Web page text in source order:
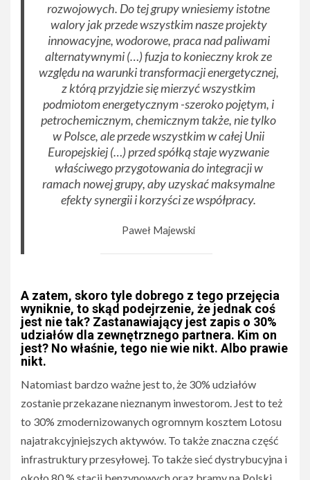
rozwojowych. Do tej grupy wniesiemy istotne
walory jak przede wszystkim nasze projekty
innowacyjne, wodorowe, praca nad paliwami
alternatywnymi (…) fuzja to konieczny krok ze
względu na warunki transformacji energetycznej,
z którą przyjdzie się mierzyć wszystkim
podmiotom energetycznym -szeroko pojętym, i
petrochemicznym, chemicznym także, nie tylko
w Polsce, ale przede wszystkim w całej Unii
Europejskiej (…) przed spółką staje wyzwanie
właściwego przygotowania do integracji w
ramach nowej grupy, aby uzyskać maksymalne
efekty synergii i korzyści ze współpracy.
Paweł Majewski
A zatem, skoro tyle dobrego z tego przejęcia
wyniknie, to skąd podejrzenie, że jednak coś
jest nie tak? Zastanawiający jest zapis o 30%
udziałów dla zewnętrznego partnera. Kim on
jest? No właśnie, tego nie wie nikt. Albo prawie
nikt.
Natomiast bardzo ważne jest to, że 30% udziałów
zostanie przekazane nieznanym inwestorom. Jest to też
to 30% zmodernizowanych ogromnym kosztem Lotosu
najatrakcyjniejszych aktywów. To także znaczna część
infrastruktury przesyłowej. To także sieć dystrybucyjna i